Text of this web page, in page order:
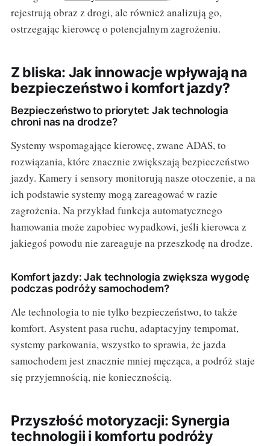
rejestrują obraz z drogi, ale również analizują go,
ostrzegając kierowcę o potencjalnym zagrożeniu.
Z bliska: Jak innowacje wpływają na
bezpieczeństwo i komfort jazdy?
Bezpieczeństwo to priorytet: Jak technologia
chroni nas na drodze?
Systemy wspomagające kierowcę, zwane ADAS, to
rozwiązania, które znacznie zwiększają bezpieczeństwo
jazdy. Kamery i sensory monitorują nasze otoczenie, a na
ich podstawie systemy mogą zareagować w razie
zagrożenia. Na przykład funkcja automatycznego
hamowania może zapobiec wypadkowi, jeśli kierowca z
jakiegoś powodu nie zareaguje na przeszkodę na drodze.
Komfort jazdy: Jak technologia zwiększa wygodę
podczas podróży samochodem?
Ale technologia to nie tylko bezpieczeństwo, to także
komfort. Asystent pasa ruchu, adaptacyjny tempomat,
systemy parkowania, wszystko to sprawia, że jazda
samochodem jest znacznie mniej męcząca, a podróż staje
się przyjemnością, nie koniecznością.
Przyszłość motoryzacji: Synergia
technologii i komfortu podróży